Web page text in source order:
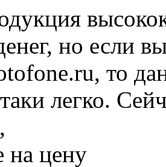
но если
то
легко.